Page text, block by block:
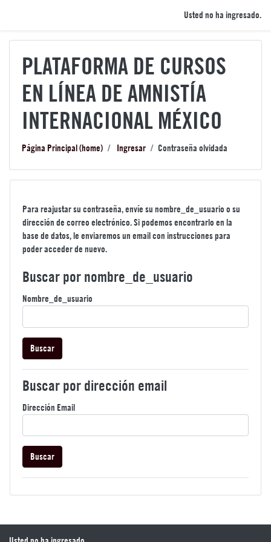
Usted no ha ingresado.
PLATAFORMA DE CURSOS
EN LÍNEA DE AMNISTÍA
INTERNACIONAL MÉXICO
Página Principal (home) Ingresar Contraseña olvidada
Para reajustar su contraseña, envíe su nombre_de_usuario o su
dirección de correo electrónico. Si podemos encontrarlo en la
base de datos, le enviaremos un email con instrucciones para
poder acceder de nuevo.
Buscar por nombre_de_usuario
Nombre_de_usuario
Buscar por dirección email
Dirección Email